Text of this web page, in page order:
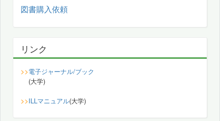
図書購入依頼
リンク
>>電子ジャーナル/ブック
(大学)
>>ILLマニュアル(大学)